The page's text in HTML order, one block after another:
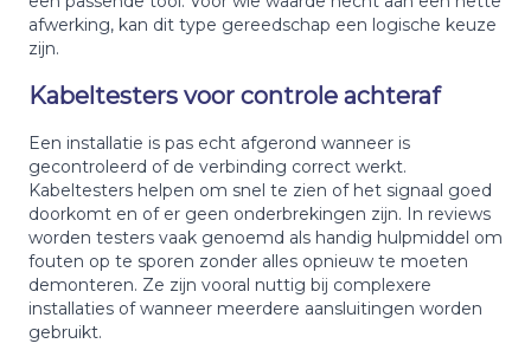
afwerking, kan dit type gereedschap een logische keuze
zijn.
Kabeltesters voor controle achteraf
Een installatie is pas echt afgerond wanneer is
gecontroleerd of de verbinding correct werkt.
Kabeltesters helpen om snel te zien of het signaal goed
doorkomt en of er geen onderbrekingen zijn. In reviews
worden testers vaak genoemd als handig hulpmiddel om
fouten op te sporen zonder alles opnieuw te moeten
demonteren. Ze zijn vooral nuttig bij complexere
installaties of wanneer meerdere aansluitingen worden
gebruikt.